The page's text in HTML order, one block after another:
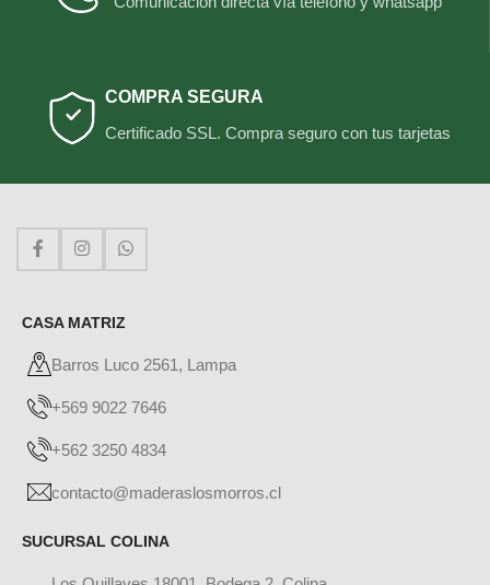
COMPRA SEGURA
Certificado SSL. Compra seguro con tus tarjetas
CASA MATRIZ
Barros Luco 2561, Lampa
+569 9022 7646
+562 3250 4834
contacto@maderaslosmorros.cl
SUCURSAL COLINA